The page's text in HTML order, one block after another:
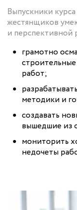
Выпускники
жестянщиков
и перспективной
грамотно
работ;
методики и
создавать
вышедшие из
мониторить
недочеты